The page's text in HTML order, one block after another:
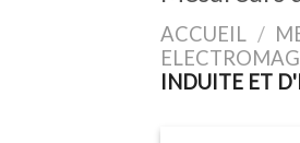
ACCUEIL /
INDUITE ET